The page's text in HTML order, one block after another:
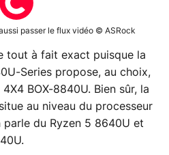
passer le flux vidéo © ASRock
tout à fait exact puisque la
Series propose, au choix,
BOX-8840U. Bien sûr, la
au niveau du processeur
du Ryzen 5 8640U et